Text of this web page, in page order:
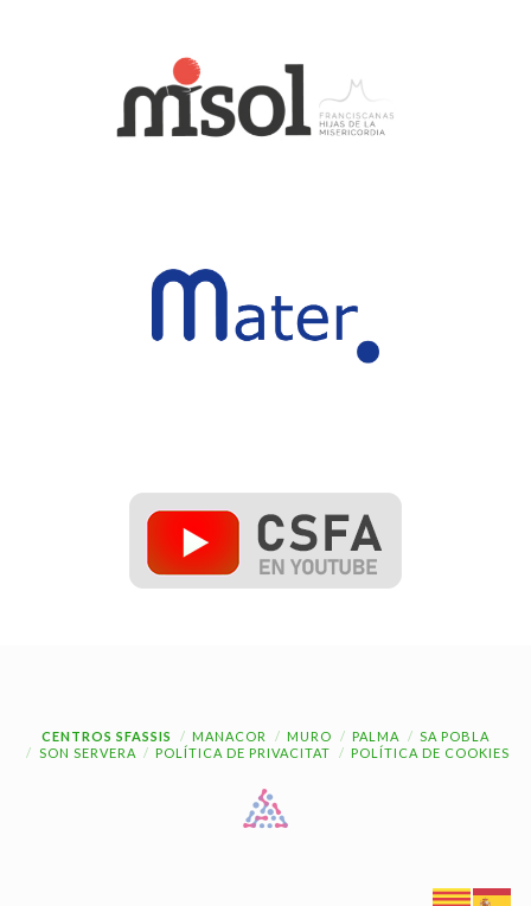
CENTROS SFASSIS MANACOR MURO PALMA
SA POBLA
SON SERVERA
POLÍTICA DE PRIVACITAT POLÍTICA DE COOKIES